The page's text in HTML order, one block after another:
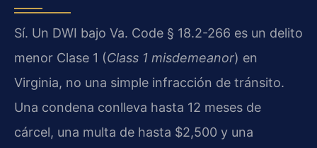
Sí. Un DWI bajo Va. Code § 18.2-266 es un delito
menor Clase 1 (Class 1 misdemeanor) en
Virginia, no una simple infracción de tránsito.
Una condena conlleva hasta 12 meses de
cárcel, una multa de hasta $2,500 y una